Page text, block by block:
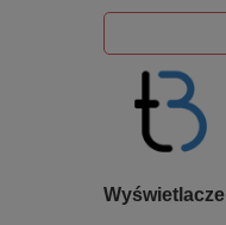
Wyświetlacze